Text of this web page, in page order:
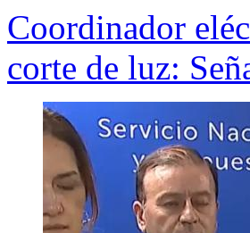
Coordinador
corte de luz: